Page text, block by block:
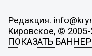
Редакция:
Кировское, © 2005-
ПОКАЗАТЬ